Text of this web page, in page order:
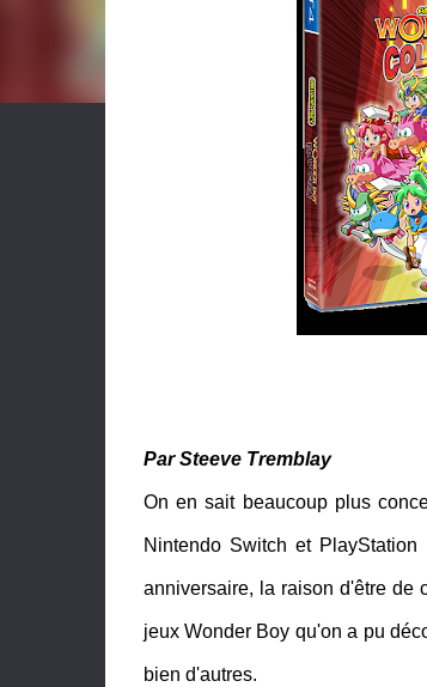
Par Steeve Tremblay
On en sait beaucoup plus
Nintendo Switch et
anniversaire, la raison d'être de
jeux Wonder Boy qu'on a pu
bien d'autres.